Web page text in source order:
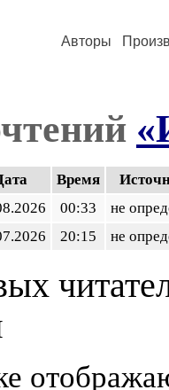
Авторы
Время
00:33
не
20:15 не